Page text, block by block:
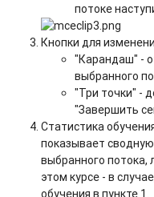
потоке
Кнопки для
"Карандаш" -
выбранного
"Три точки" -
"Завершить
Статистика
показывает
выбранного потока,
этом курсе - в
обучения в пункте 1.